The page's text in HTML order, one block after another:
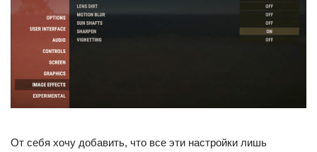
От себя хочу добавить, что все эти настройки лишь